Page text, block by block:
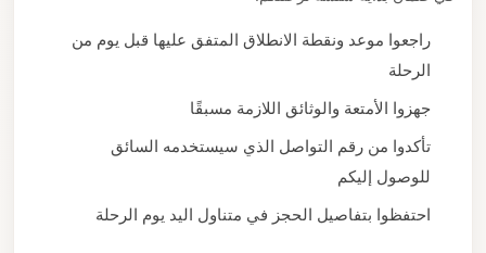
راجعوا موعد ونقطة الانطلاق المتفق عليها قبل يوم من
الرحلة
جهزوا الأمتعة والوثائق اللازمة مسبقًا
تأكدوا من رقم التواصل الذي سيستخدمه السائق
للوصول إليكم
احتفظوا بتفاصيل الحجز في متناول اليد يوم الرحلة